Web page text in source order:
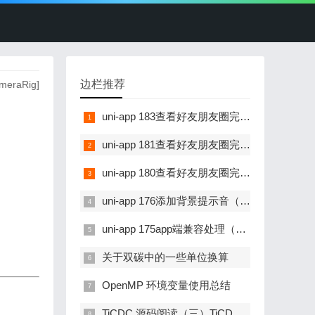
边栏推荐
uni-app 183查看好友朋友圈完善（四）
uni-app 181查看好友朋友圈完善（二）
uni-app 180查看好友朋友圈完善（一）
uni-app 176添加背景提示音（一）
uni-app 175app端兼容处理（二）
关于双碳中的一些单位换算
OpenMP 环境变量使用总结